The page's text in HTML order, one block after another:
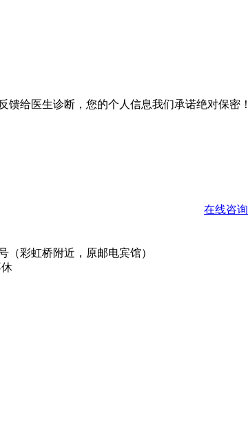
馈给医生诊断，您的个人信息我们承诺绝对保密！
在线咨询
（彩虹桥附近，原邮电宾馆）